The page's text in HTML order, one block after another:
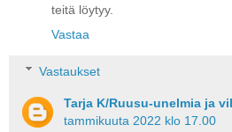
teitä löytyy.
Vastaa
Vastaukset
Tarja K/Ruusu-unelmia ja
tammikuuta 2022 klo 17.00